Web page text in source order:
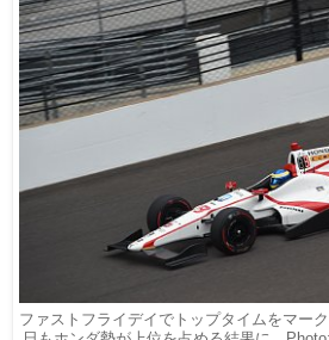
ファストフライデイでトップタイムをマー